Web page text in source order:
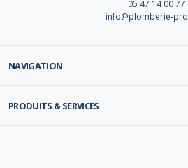
05 47 14 00 77
info@plomberie-
NAVIGATION
PRODUITS & SERVICES